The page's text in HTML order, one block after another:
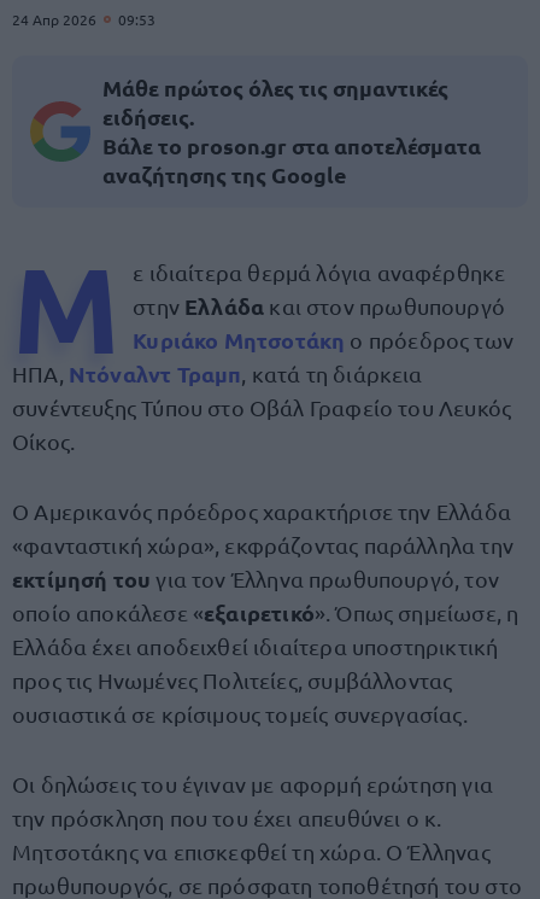
24 Απρ 2026 09:53
Μάθε πρώτος όλες τις σημαντικές
ειδήσεις.
Βάλε το proson.gr στα αποτελέσματα
αναζήτησης της Google
Μ
ε ιδιαίτερα θερμά λόγια αναφέρθηκε
στην Ελλάδα και στον πρωθυπουργό
Κυριάκο Μητσοτάκη ο πρόεδρος των
ΗΠΑ, Ντόναλντ Τραμπ , κατά τη διάρκεια
συνέντευξης Τύπου στο Οβάλ Γραφείο του Λευκός
Οίκος.
Ο Αμερικανός πρόεδρος χαρακτήρισε την Ελλάδα
«φανταστική χώρα», εκφράζοντας παράλληλα την
εκτίμησή του για τον Έλληνα πρωθυπουργό, τον
οποίο αποκάλεσε «εξαιρετικό». Όπως σημείωσε, η
Ελλάδα έχει αποδειχθεί ιδιαίτερα υποστηρικτική
προς τις Ηνωμένες Πολιτείες, συμβάλλοντας
ουσιαστικά σε κρίσιμους τομείς συνεργασίας.
Οι δηλώσεις του έγιναν με αφορμή ερώτηση για
την πρόσκληση που του έχει απευθύνει ο κ.
Μητσοτάκης να επισκεφθεί τη χώρα. Ο Έλληνας
πρωθυπουργός, σε πρόσφατη τοποθέτησή του στο